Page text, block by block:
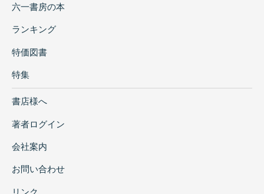
六一書房の本
ランキング
特価図書
特集
書店様へ
著者ログイン
会社案内
お問い合わせ
リンク